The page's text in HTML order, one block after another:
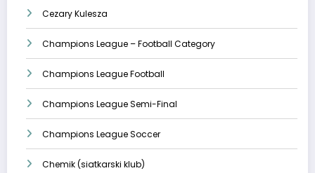
Cezary Kulesza
Champions League – Football Category
Champions League Football
Champions League Semi-Final
Champions League Soccer
Chemik (siatkarski klub)